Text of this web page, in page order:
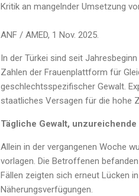
Kritik an mangelnder Umsetzung
ANF / AMED, 1 Nov. 2025.
In der Türkei sind seit
Zahlen der Frauenplattform für
geschlechtsspezifischer Gewalt.
staatliches Versagen für die hohe
Tägliche Gewalt, unzureichende
Allein in der vergangenen Woche
vorlagen. Die Betroffenen
Fällen zeigten sich erneut Lücken
Näherungsverfügungen.